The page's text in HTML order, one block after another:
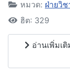
หมวด: ฝ่ายวิช
ฮิต: 329
อ่านเพิ่มเ